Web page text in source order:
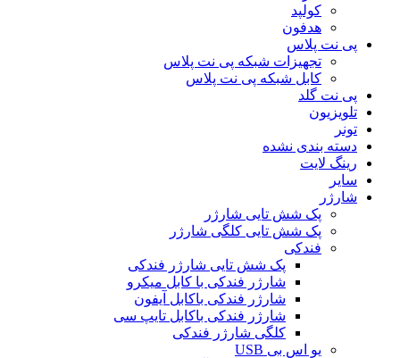
کولپد
هدفون
پی نت پلاس
تجهیزات شبکه پی نت پلاس
کابل شبکه پی نت پلاس
پی نت گلد
تلویزیون
تونر
دسته بندی نشده
رینگ لایت
سایر
شارژر
پک شش تایی شارژر
پک شش تایی کلگی شارژر
فندکی
پک شش تایی شارژر فندکی
شارژر فندکی با کابل میکرو
شارژر فندکی باکابل آیفون
شارژر فندکی باکابل تایپ سی
کلگی شارژر فندکی
یو اس بی USB